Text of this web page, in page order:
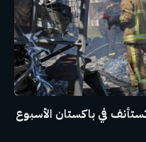
تستأنف في باكستان الأسبوع